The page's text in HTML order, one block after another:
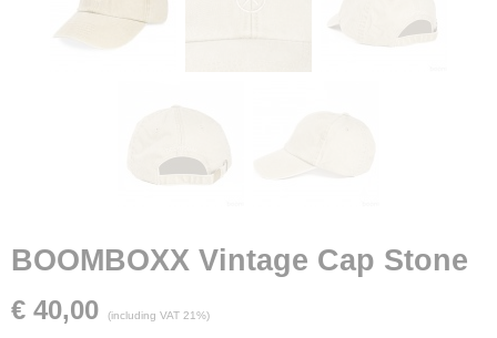
BOOMBOXX Vintage Cap Stone
€ 40,00 (including VAT 21%)